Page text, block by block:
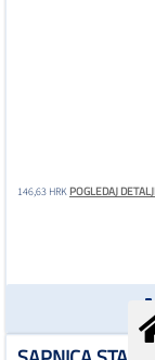
146,63 HRKPOGLEDAJ